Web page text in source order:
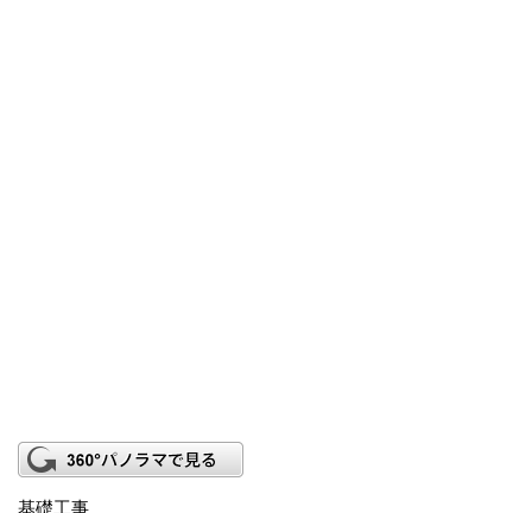
基礎工事